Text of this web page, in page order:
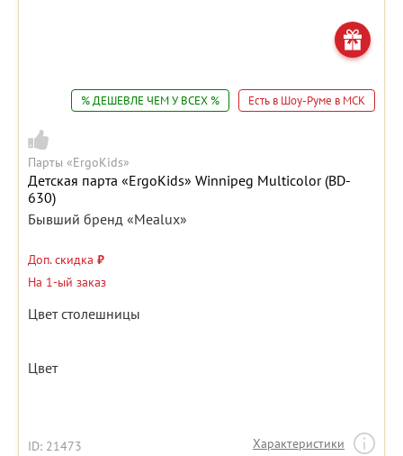
% ДЕШЕВЛЕ ЧЕМ У ВСЕХ % Есть в Шоу-Руме в МСК
Парты «ErgoKids»
Детская парта «ErgoKids» Winnipeg Multicolor (BD-
630)
Бывший бренд «Mealux»
Доп. скидка ₽
На 1-ый заказ
Цвет столешницы
Цвет
ID: 21473 Характеристики